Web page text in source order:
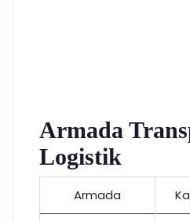
Armada
Logistik
Armada